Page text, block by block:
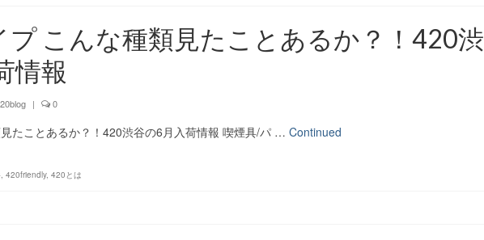
プ こんな種類見たことあるか？！420渋
情報
| 0
たことあるか？！420渋谷の6月入荷情報 喫煙具/パ … Continued
, 420friendly, 420とは